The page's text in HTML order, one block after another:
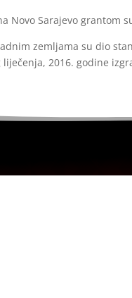
Novo Sarajevo grantom
zemljama su dio
2016. godine